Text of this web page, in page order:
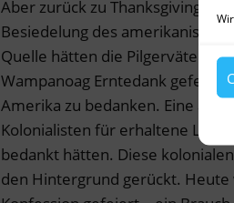
Aber zurück zu Thanksgiving,
Besiedelung des
Quelle hätten die Pilgerväter
Wampanoag Erntedank
Amerika zu bedanken. Eine
Kolonialisten für erhaltene
bedankt hätten. Diese
den Hintergrund gerückt.